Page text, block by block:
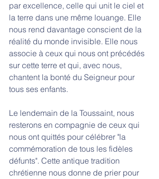
par excellence, celle qui unit le ciel et
la terre dans une même louange. Elle
nous rend davantage conscient de la
réalité du monde invisible. Elle nous
associe à ceux qui nous ont précédés
sur cette terre et qui, avec nous,
chantent la bonté du Seigneur pour
tous ses enfants.
Le lendemain de la Toussaint, nous
resterons en compagnie de ceux qui
nous ont quittés pour célébrer "la
commémoration de tous les fidèles
défunts". Cette antique tradition
chrétienne nous donne de prier pour